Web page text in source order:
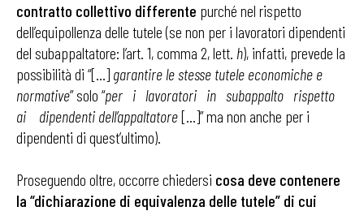
contratto collettivo differente purché nel rispetto
dell’equipollenza delle tutele (se non per i lavoratori dipendenti
del subappaltatore: l’art. 1, comma 2, lett. h), infatti, prevede la
possibilità di “[…] garantire le stesse tutele economiche e
normative” solo “per i lavoratori in subappalto rispetto
ai dipendenti dell’appaltatore[…]” ma non anche per i
dipendenti di quest’ultimo).
Proseguendo oltre, occorre chiedersi cosa deve contenere
la “dichiarazione di equivalenza delle tutele” di cui